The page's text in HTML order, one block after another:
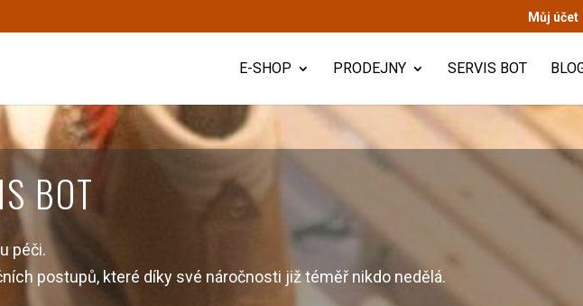
Můj účet
E-SHOP PRODEJNY SERVIS BOT
BOT
péči.
postupů, které díky své náročnosti již téměř nikdo nedělá.